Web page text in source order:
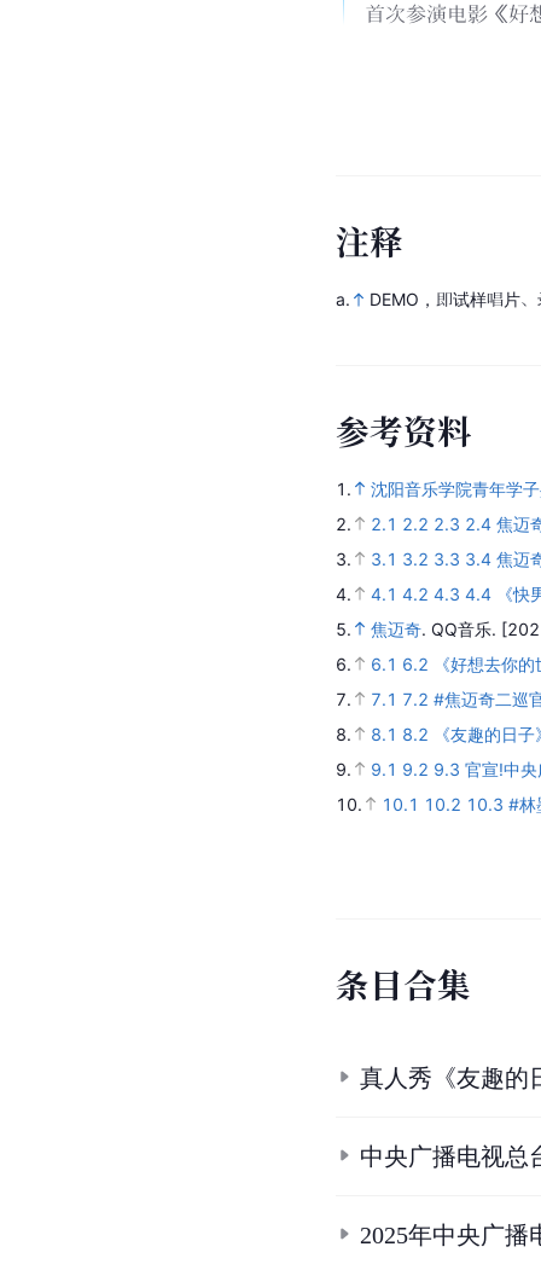
首次参演电影《好
注释
a. DEMO，即试样唱片
参考资料
1.
沈阳音乐学院青年学
2.
2.1 2.2 2.3 2.4 焦迈
3.
3.1 3.2 3.3 3.4 焦迈
4.
4.1 4.2 4.3 4.4
《
5.
焦迈奇. QQ音乐.
6.
6.1 6.2
《好想去你
7.
7.1 7.2 #焦迈奇二巡
8.
8.1 8.2
《友趣的日
9.
9.1 9.2 9.3 官宣!中
10.
10.1 10.2 10.3 #林
条目合集
真人秀《友趣的
中央广播电视总
2025年中央广